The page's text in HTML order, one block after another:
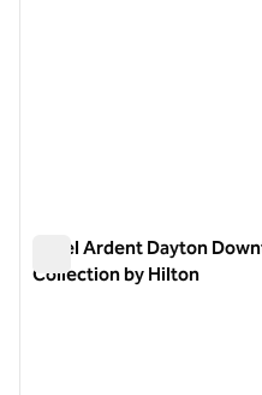
Hotel Ardent Dayton
Collection by Hilton